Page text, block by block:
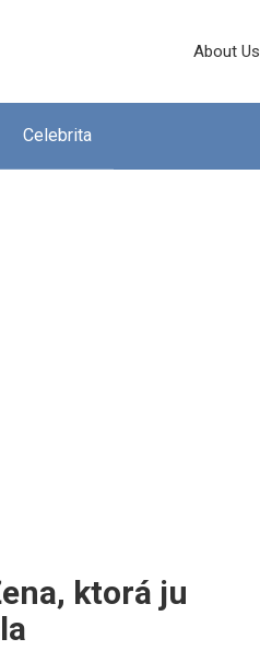
About Us
Celebrita
ktorá ju